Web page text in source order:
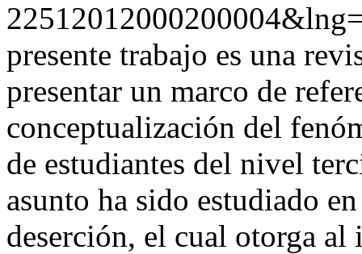
presente trabajo es una
presentar un marco de
conceptualización del
de estudiantes del nivel
asunto ha sido estudiado
deserción, el cual otorga